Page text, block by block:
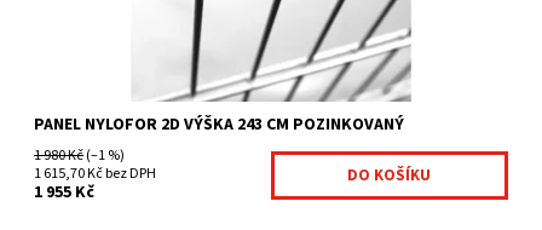
PANEL NYLOFOR 2D VÝŠKA 243 CM POZINKOVANÝ
1 980 Kč(–1 %)
1 615,70 Kč bez DPH
1 955 Kč